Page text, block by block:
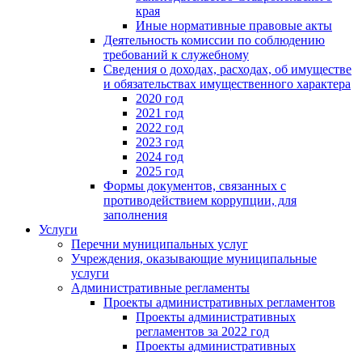
края
Иные нормативные правовые акты
Деятельность комиссии по соблюдению
требований к служебному
Сведения о доходах, расходах, об имуществе
и обязательствах имущественного характера
2020 год
2021 год
2022 год
2023 год
2024 год
2025 год
Формы документов, связанных с
противодействием коррупции, для
заполнения
Услуги
Перечни муниципальных услуг
Учреждения, оказывающие муниципальные
услуги
Административные регламенты
Проекты административных регламентов
Проекты административных
регламентов за 2022 год
Проекты административных